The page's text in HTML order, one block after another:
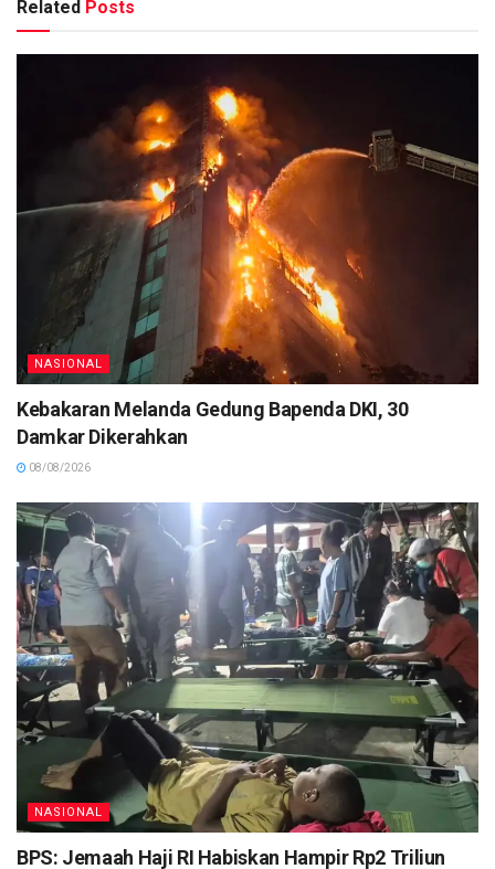
Related Posts
NASIONAL
Kebakaran Melanda Gedung Bapenda DKI, 30
Damkar Dikerahkan
08/08/2026
NASIONAL
BPS: Jemaah Haji RI Habiskan Hampir Rp2 Triliun